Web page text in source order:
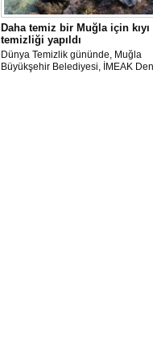
Daha temiz bir Muğla için kıyı
temizliği yapıldı
Dünya Temizlik gününde, Muğla
Büyükşehir Belediyesi, İMEAK